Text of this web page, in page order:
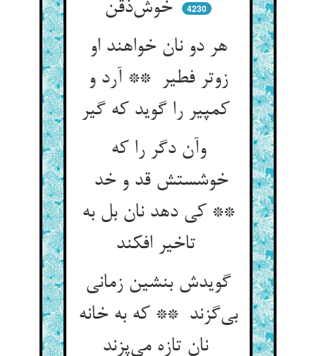
4230
هر دو نان خواهند او
زوتر فطیر ** آرد و
وآن دگر را که
خوشستش قد و خد
** کی دهد نان بل به
تاخیر افکند
گویدش بنشین زمانی
بی‌گزند ** که به خانه
نان تازه می‌پزند